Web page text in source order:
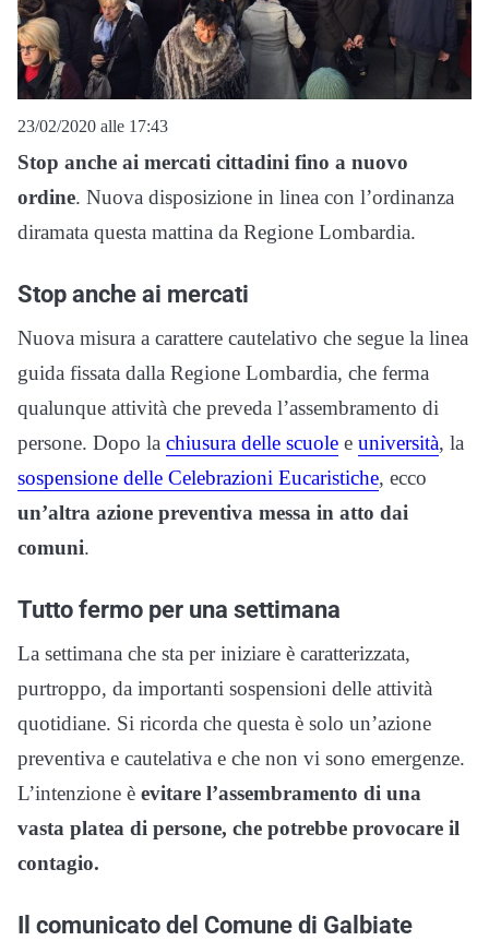
23/02/2020 alle 17:43
Stop anche ai mercati cittadini fino a nuovo
ordine. Nuova disposizione in linea con l’ordinanza
diramata questa mattina da Regione Lombardia.
Stop anche ai mercati
Nuova misura a carattere cautelativo che segue la linea
guida fissata dalla Regione Lombardia, che ferma
qualunque attività che preveda l’assembramento di
persone. Dopo la chiusura delle scuole e università, la
sospensione delle Celebrazioni Eucaristiche, ecco
un’altra azione preventiva messa in atto dai
comuni.
Tutto fermo per una settimana
La settimana che sta per iniziare è caratterizzata,
purtroppo, da importanti sospensioni delle attività
quotidiane. Si ricorda che questa è solo un’azione
preventiva e cautelativa e che non vi sono emergenze.
L’intenzione è evitare l’assembramento di una
vasta platea di persone, che potrebbe provocare il
contagio.
Il comunicato del Comune di Galbiate